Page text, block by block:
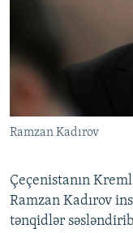
KARIKATURA
AZƏRBAYCAN
İSLAM VƏ DEMOKRATIYA
İZ - MƏDƏNIYYƏT
PEŞƏ ETIKASI VƏ
AZADLIQRADIOSU
XƏBƏR
BIZI IZLƏ
RFE/RL-in bütün
Ramzan Kadırov
Çeçenistanın
Ramzan Kadırov
tənqidlər